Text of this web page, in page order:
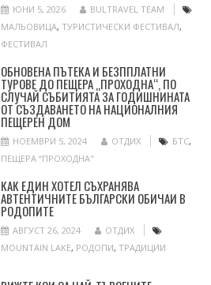
ЮНИ 5, 2026
BULTRAVEL TEAM
МАЛЬОВИЦА, ТУРИСТИЧЕСКИ ФЕСТИВАЛ,
ФЕСТИВАЛ
ОБНОВЕНА ПЪТЕКА И БЕЗППЛАТНИ
ТУРОВЕ ДО ПЕЩЕРА „ПРОХОДНА“, ПО
СЛУЧАЙ СЪБИТИЯТА ЗА ГОДИШНИНАТА
ОТ СЪЗДАВАНЕТО НА НАЦИОНАЛНИЯ
ПЕЩЕРЕН ДОМ
НОЕМВРИ 5, 2024 ОТДИХ БТС,
ПЕЩЕРА “ПРОХОДНА"
КАК ЕДИН ХОТЕЛ СЪХРАНЯВА
АВТЕНТИЧНИТЕ БЪЛГАРСКИ ОБИЧАИ В
РОДОПИТЕ
АВГУСТ 26, 2024
ОТДИХ
MOUNTAIN LAKE, РОДОПИ, ТРАДИЦИИ